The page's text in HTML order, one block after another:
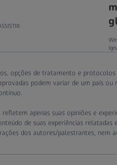
opções de tratamento e
podem variar de um país
apenas suas opiniões e
de suas experiências
dos autores/palestrantes, nem